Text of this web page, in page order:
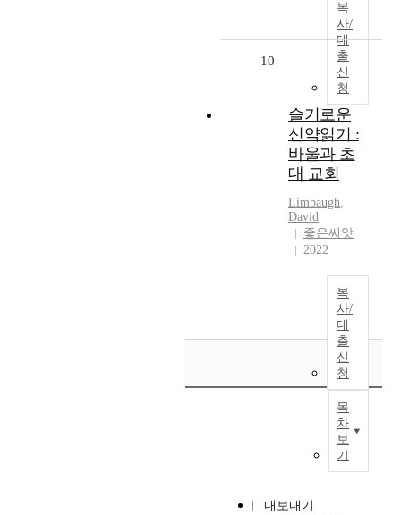
복
사/
대
출
신
청
10
슬기로운
신약읽기 :
바울과 초
대 교회
Limbaugh,
David
좋은씨앗
2022
복
사/
대
출
신
청
목
차
보
기
내보내기